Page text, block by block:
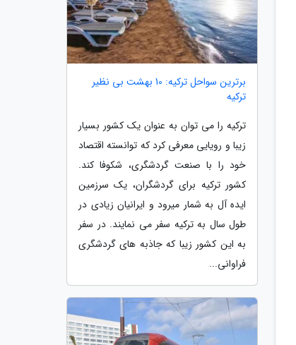
برترین سواحل ترکیه: 10 بهشت بی نظیر
ترکیه
ترکیه را می توان به عنوان یک کشور بسیار
زیبا و رویایی معرفی کرد که توانسته اقتصاد
خود را با صنعت گردشگری، شکوفا کند.
کشور ترکیه برای گردشگران، یک سرزمین
ایده آل به شمار میرود و ایرانیان زیادی در
طول سال به ترکیه سفر می نمایند. در سفر
به این کشور زیبا که جاذبه های گردشگری
فراوانی...